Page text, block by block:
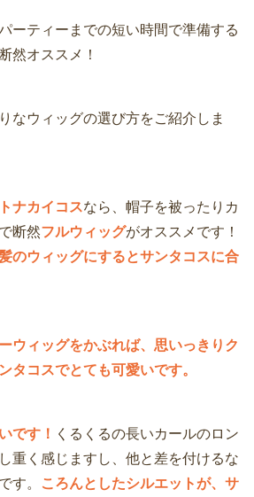
ーティーまでの短い時間で準備する
然オススメ！
なウィッグの選び方をご紹介しま
トナカイコスなら、帽子を被ったりカ
断然フルウィッグがオススメです！
のウィッグにするとサンタコスに合
ウィッグをかぶれば、思いっきりク
タコスでとても可愛いです。
です！ くるくるの長いカールのロン
重く感じますし、他と差を付けるな
す。
ころんとしたシルエットが、サ